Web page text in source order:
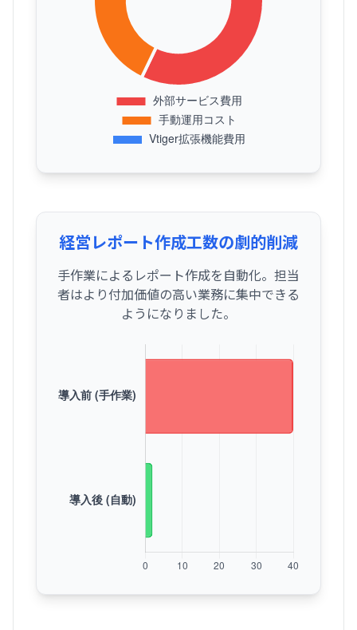
経営レポート作成工数の劇的削減
手作業によるレポート作成を自動化。担当
者はより付加価値の高い業務に集中できる
ようになりました。